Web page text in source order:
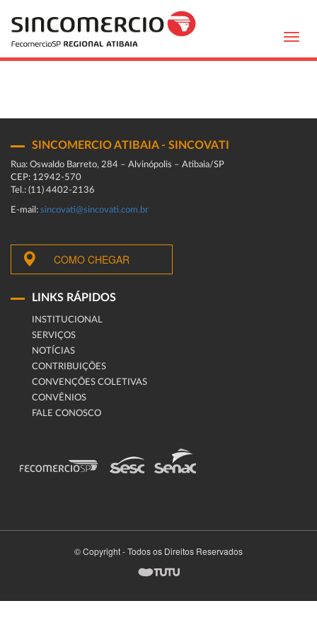
SINCOMERCIO ATIBAIA - SINCOVATI
Rua: Oswaldo Barreto, 284 – Alvinópolis – Atibaia/SP
CEP: 12942-570
Tel.: (11) 4402-2136
E-mail: sincovati@sincovati.com.br
COMO CHEGAR
LINKS RÁPIDOS
INSTITUCIONAL
SERVIÇOS
NOTÍCIAS
CONTRIBUIÇÕES
CONVENÇÕES COLETIVAS
CONVÊNIOS
FALE CONOSCO
© Copyright - Todos os Direitos Reservados